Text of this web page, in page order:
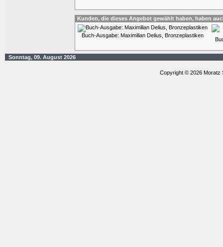
Kunden, die dieses Angebot gewählt haben, haben
Buch-Ausgabe: Maximilian Delius, Bronzeplastiken
Sonntag, 09. August 2026
Copyright © 2026 Moratz